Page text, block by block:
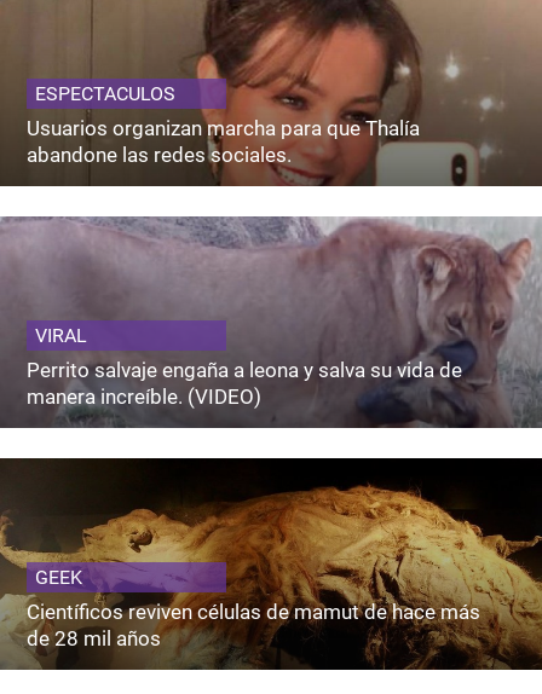
ESPECTACULOS
Usuarios organizan marcha para que Thalía
abandone las redes sociales.
VIRAL
Perrito salvaje engaña a leona y salva su vida de
manera increíble. (VIDEO)
GEEK
Científicos reviven células de mamut de hace más
de 28 mil años